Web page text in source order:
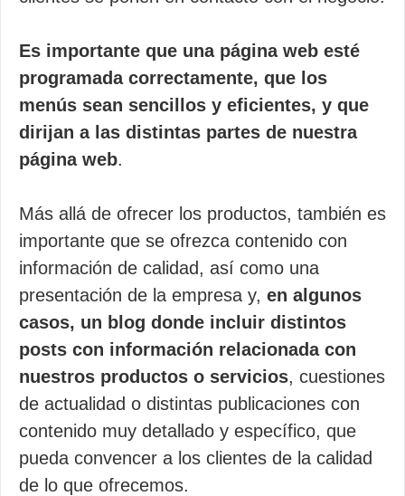
Es importante que una página web esté
programada correctamente, que los
menús sean sencillos y eficientes, y que
dirijan a las distintas partes de nuestra
página web.
Más allá de ofrecer los productos, también es
importante que se ofrezca contenido con
información de calidad, así como una
presentación de la empresa y, en algunos
casos, un blog donde incluir distintos
posts con información relacionada con
nuestros productos o servicios, cuestiones
de actualidad o distintas publicaciones con
contenido muy detallado y específico, que
pueda convencer a los clientes de la calidad
de lo que ofrecemos.